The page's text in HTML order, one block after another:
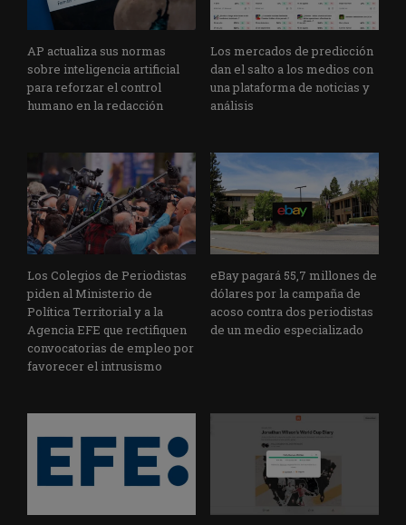
AP actualiza sus normas
sobre inteligencia artificial
para reforzar el control
humano en la redacción
Los mercados de predicción
dan el salto a los medios con
una plataforma de noticias y
análisis
Los Colegios de Periodistas
piden al Ministerio de
Política Territorial y a la
Agencia EFE que rectifiquen
convocatorias de empleo por
favorecer el intrusismo
eBay pagará 55,7 millones de
dólares por la campaña de
acoso contra dos periodistas
de un medio especializado